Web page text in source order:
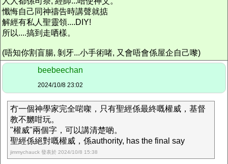
懺悔自己同神禱告時講聲就掂
解經有私人聖靈領....DIY!
所以....搞到走哂樣。
(唔知你割盲腸, 剝牙...小手術啫, 又會唔會係屋企自己嚟)
beebeechan
2024/10/8 23:02
冇一個神學家完全啱㗎，只有聖經係最終嘅權威，基督
教不嬲咁玩。
"權威"兩個字，可以講清楚啲。
聖經係絕對嘅權威，係authority, has the final say
jimmychauck 發表於 2024/10/8 15:38